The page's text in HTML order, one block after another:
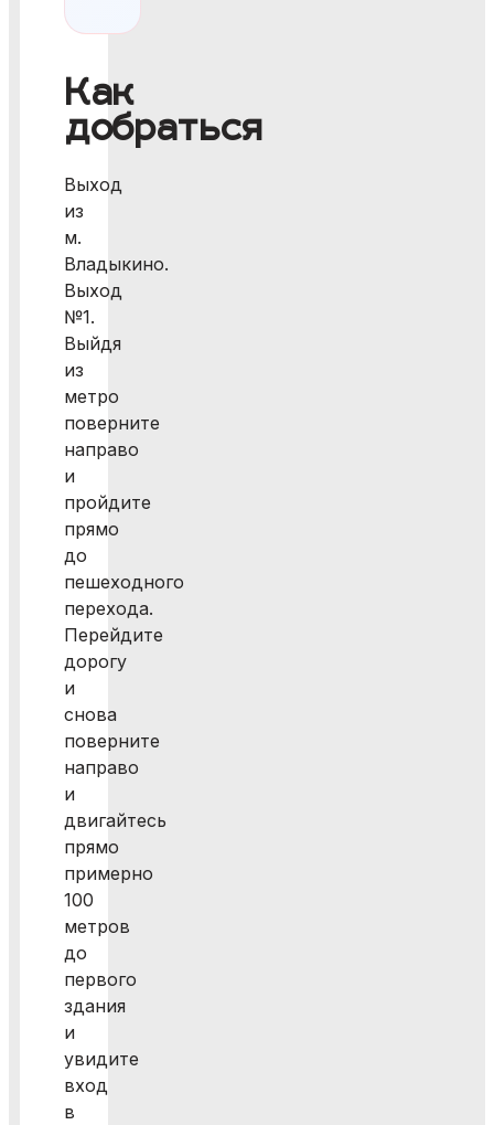
Как
добраться
Выход
из
м.
Владыкино.
Выход
№1.
Выйдя
из
метро
поверните
направо
и
пройдите
прямо
до
пешеходного
перехода.
Перейдите
дорогу
и
снова
поверните
направо
и
двигайтесь
прямо
примерно
100
метров
до
первого
здания
и
увидите
вход
в